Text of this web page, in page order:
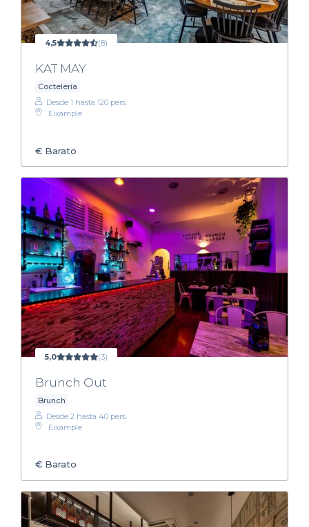
4,5 (8)
KAT MAY
Coctelería
Desde 1 hasta 120 pers.
Eixample
€ Barato
5,0 (3)
Brunch Out
Brunch
Desde 2 hasta 40 pers.
Eixample
€ Barato